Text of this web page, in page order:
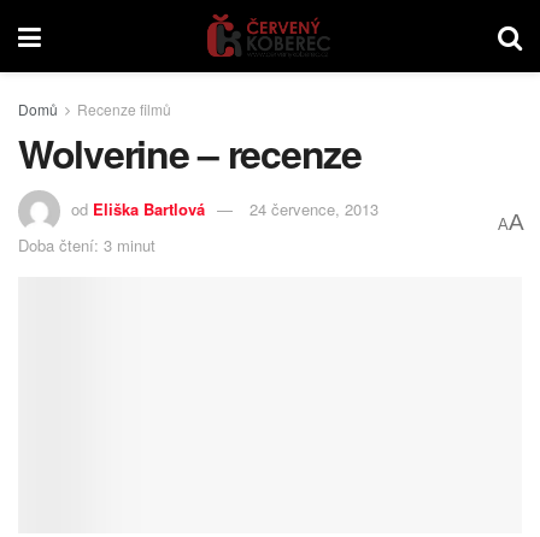
Domů Recenze filmů
Wolverine – recenze
od Eliška Bartlová
24 července, 2013
Doba čtení: 3 minut
AA